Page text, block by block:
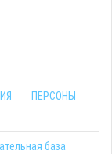
ПЕРСОНЫ
база